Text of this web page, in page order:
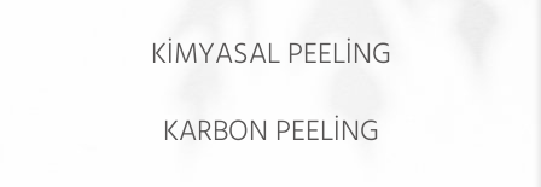
KİMYASAL PEELİNG
KARBON PEELİNG